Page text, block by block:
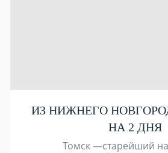
ИЗ НИЖНЕГО
НА 2 ДНЯ
Томск —старейший